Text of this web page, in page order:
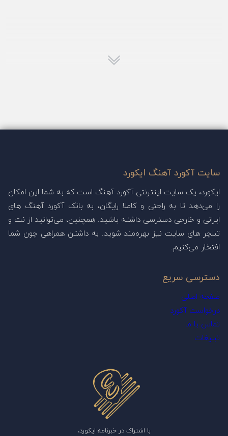
سایت آکورد آهنگ ایکورد
ایکورد، یک سایت اینترنتی آکورد آهنگ است که به شما این امکان
را می‌دهد تا به راحتی و کاملا رایگان، به بانک آکورد آهنگ های
ایرانی و خارجی دسترسی داشته باشید. همچنین، می‌توانید از نت و
تبلچر های سایت نیز بهره‌مند شوید. به داشتن همراهی چون شما
افتخار می‌کنیم.
دسترسی سریع
صفحه اصلی
درخواست آکورد
تماس با ما
تبلیغات
با اشتراک در خبرنامه ایکورد،